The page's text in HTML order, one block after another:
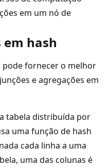
em um nó de
hash
pode fornecer o melhor
e agregações em
tabela distribuída por
uma função de hash
cada linha a uma
uma das colunas é